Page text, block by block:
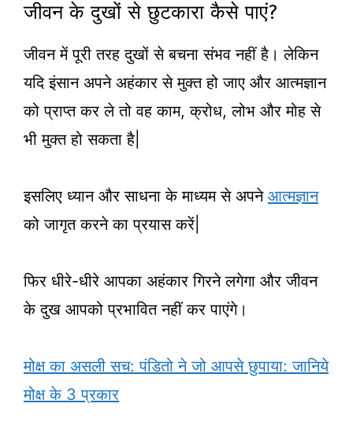
जीवन के दुखों से छुटकारा कैसे पाएं?
जीवन में पूरी तरह दुखों से बचना संभव नहीं है। लेकिन
यदि इंसान अपने अहंकार से मुक्त हो जाए और आत्मज्ञान
को प्राप्त कर ले तो वह काम, क्रोध, लोभ और मोह से
भी मुक्त हो सकता है|
इसलिए ध्यान और साधना के माध्यम से अपने आत्मज्ञान
को जागृत करने का प्रयास करें|
फिर धीरे-धीरे आपका अहंकार गिरने लगेगा और जीवन
के दुख आपको प्रभावित नहीं कर पाएंगे।
मोक्ष का असली सच: पंडितो ने जो आपसे छुपाया: जानिये
मोक्ष के 3 प्रकार